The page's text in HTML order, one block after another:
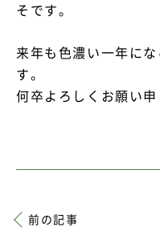
そです。
来年も色濃い一年に
す。
何卒よろしくお願い申
前の記事